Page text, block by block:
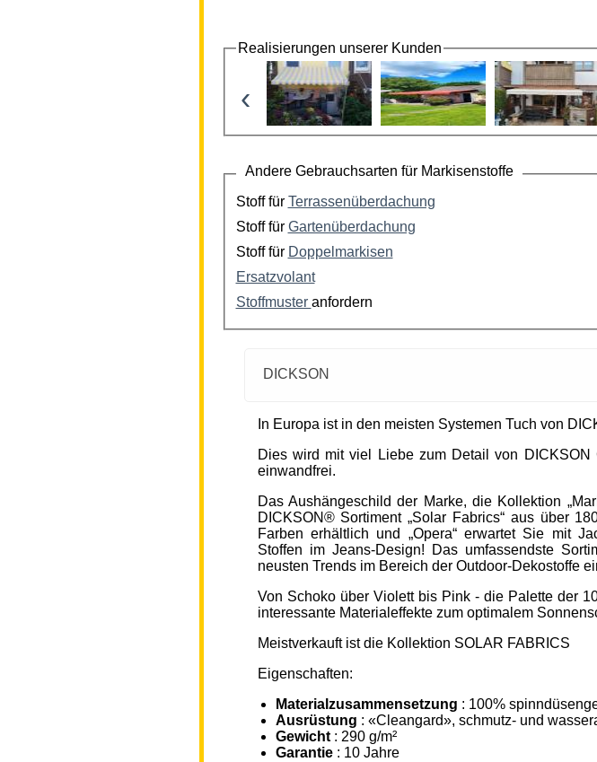
Realisierungen unserer Kunden
‹
Andere Gebrauchsarten für Markisenstoffe
Stoff für Terrassenüberdachung
Stoff für Gartenüberdachung
Stoff für Doppelmarkisen
Ersatzvolant
Stoffmuster anfordern
DICKSON
In Europa ist in den meisten Systemen Tuch von
Dies wird mit viel Liebe zum Detail von
einwandfrei.
Das Aushängeschild der Marke, die Kollektion
DICKSON® Sortiment „Solar Fabrics“ aus über
Farben erhältlich und „Opera“ erwartet Sie mit
Stoffen im Jeans-Design! Das umfassendste
neusten Trends im Bereich der Outdoor-Dekostoffe
Von Schoko über Violett bis Pink - die Palette der
interessante Materialeffekte zum optimalem
Meistverkauft ist die Kollektion SOLAR FABRICS
Eigenschaften:
Materialzusammensetzung : 100%
Ausrüstung : «Cleangard», schmutz- und
Gewicht: 290 g/m²
Garantie: 10 Jahre